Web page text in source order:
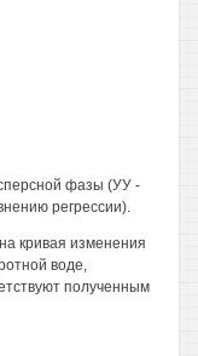
фазы (УУ -
регрессии).
кривая изменения
воде,
полученным